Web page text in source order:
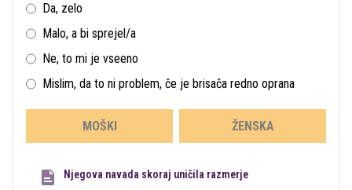
Da, zelo
Malo, a bi sprejel/a
Ne, to mi je vseeno
Mislim, da to ni problem, če je brisača redno oprana
MOŠKI ŽENSKA
Njegova navada skoraj uničila razmerje